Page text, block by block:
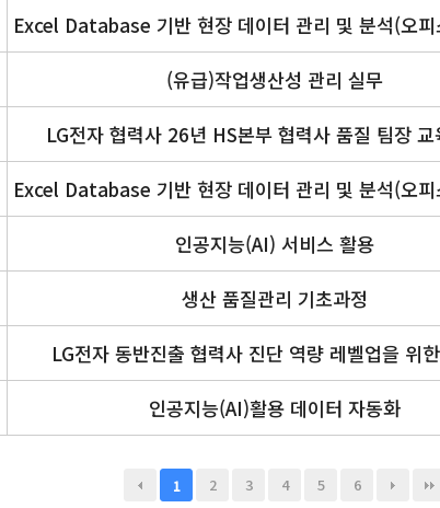
Excel Database 기반 현장 데이터 관리 및 분석(오피
(유급)작업생산성 관리 실무
LG전자 협력사 26년 HS본부 협력사 품질 팀장
Excel Database 기반 현장 데이터 관리 및 분석(오피
인공지능(AI) 서비스 활용
생산 품질관리 기초과정
LG전자 동반진출 협력사 진단 역량 레벨업을 위
인공지능(AI)활용 데이터 자동화
1 2 3 4 5 6